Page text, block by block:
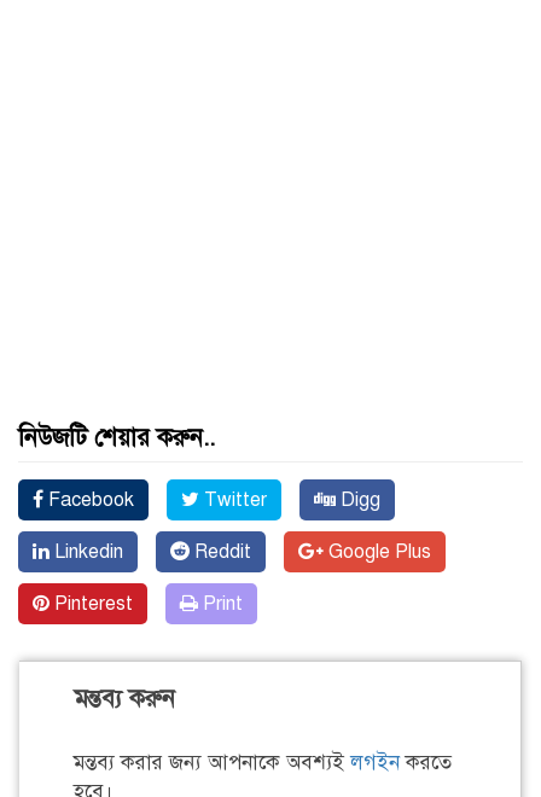
নিউজটি শেয়ার করুন..
Facebook Twitter Digg
Linkedin Reddit Google Plus
Pinterest Print
মন্তব্য করুন
মন্তব্য করার জন্য আপনাকে অবশ্যইলগইনকরতে